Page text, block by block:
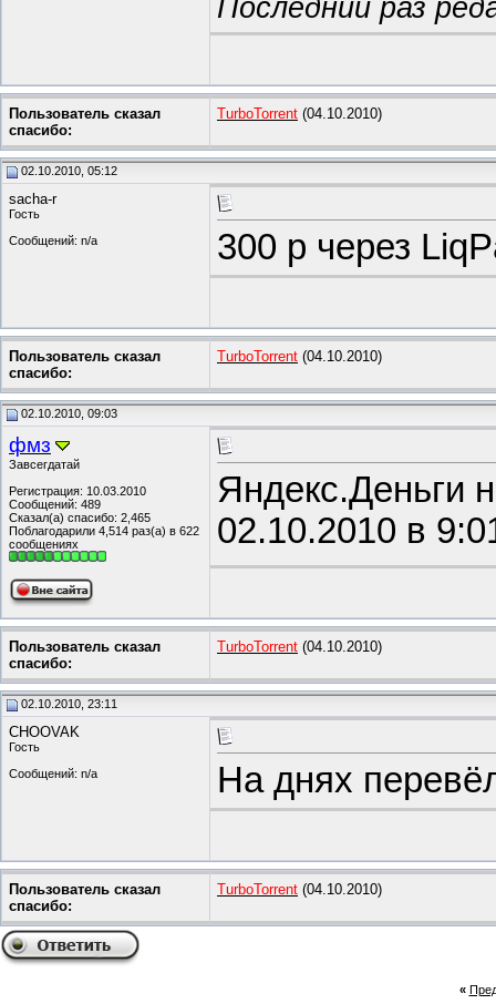
Последний раз
Пользователь сказал
cпасибо:
TurboTorrent (04.10.2010)
02.10.2010, 05:12
sacha-r
Гость
Сообщений: n/a
300 р через
Пользователь сказал
cпасибо:
TurboTorrent (04.10.2010)
02.10.2010, 09:03
фмз
Завсегдатай
Регистрация: 10.03.2010
Сообщений: 489
Сказал(а) спасибо: 2,465
Поблагодарили 4,514 раз(а) в 622
сообщениях
Яндекс.Деньги
02.10.2010 в
Пользователь сказал
cпасибо:
TurboTorrent (04.10.2010)
02.10.2010, 23:11
CHOOVAK
Гость
Сообщений: n/a
На днях
Пользователь сказал
cпасибо:
TurboTorrent (04.10.2010)
«